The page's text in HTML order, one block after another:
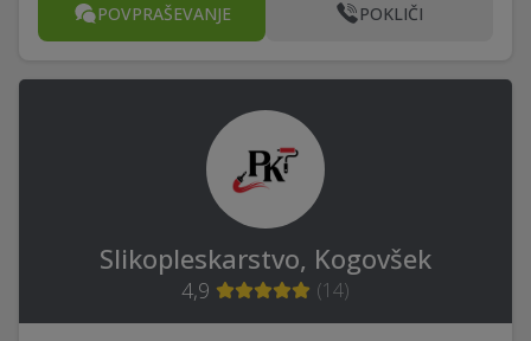
POVPRAŠEVANJE POKLIČI
Slikopleskarstvo, Kogovšek
4,9 (14)